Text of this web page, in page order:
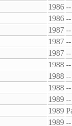
1986 --
1986 --
1987 --
1987 --
1987 --
1988 --
1988 --
1988 --
1989 --
1989
1989 --